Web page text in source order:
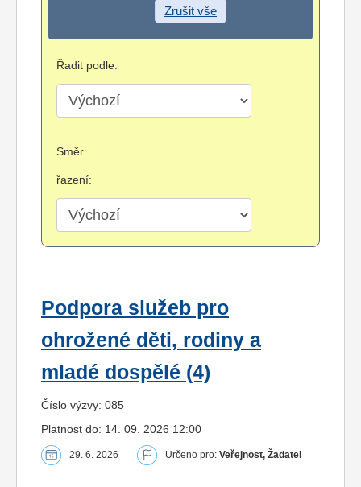
Zrušit vše
Řadit podle:
Směr
řazení:
Podpora služeb pro
ohrožené děti, rodiny a
mladé dospělé (4)
Číslo výzvy: 085
Platnost do: 14. 09. 2026 12:00
29. 6. 2026 Určeno pro: Veřejnost, Žadatel